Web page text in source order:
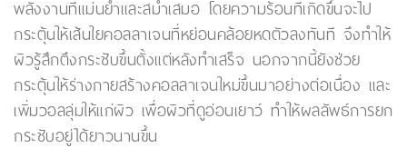
พลังงานที่แม่นยำและสม่ำเสมอ โดยความร้อนที่เกิดขึ้นจะไป
กระตุ้นให้เส้นใยคอลลาเจนที่หย่อนคล้อยหดตัวลงทันที จึงทำให้
ผิวรู้สึกตึงกระชับขึ้นตั้งแต่หลังทำเสร็จ นอกจากนี้ยังช่วย
กระตุ้นให้ร่างกายสร้างคอลลาเจนใหม่ขึ้นมาอย่างต่อเนื่อง และ
เพิ่มวอลลุ่มให้แก่ผิว เพื่อผิวที่ดูอ่อนเยาว์ ทำให้ผลลัพธ์การยก
กระชับอยู่ได้ยาวนานขึ้น